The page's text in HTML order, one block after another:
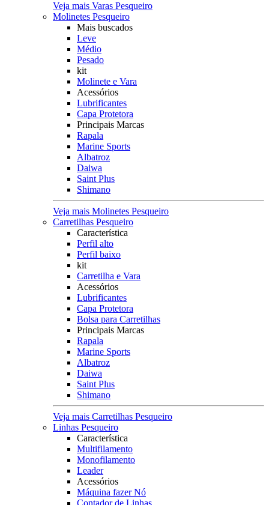
Veja mais Varas Pesqueiro
Molinetes Pesqueiro
Mais buscados
Leve
Médio
Pesado
kit
Molinete e Vara
Acessórios
Lubrificantes
Capa Protetora
Principais Marcas
Rapala
Marine Sports
Albatroz
Daiwa
Saint Plus
Shimano
Veja mais Molinetes Pesqueiro
Carretilhas Pesqueiro
Característica
Perfil alto
Perfil baixo
kit
Carretilha e Vara
Acessórios
Lubrificantes
Capa Protetora
Bolsa para Carretilhas
Principais Marcas
Rapala
Marine Sports
Albatroz
Daiwa
Saint Plus
Shimano
Veja mais Carretilhas Pesqueiro
Linhas Pesqueiro
Característica
Multifilamento
Monofilamento
Leader
Acessórios
Máquina fazer Nó
Contador de Linhas